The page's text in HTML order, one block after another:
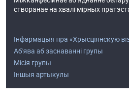
створанае на хвалі мірных
Інфармацыя пра «Хрысціянскую
Аб'ява аб заснаванні групы
Місія групы
Іншыя артыкулы